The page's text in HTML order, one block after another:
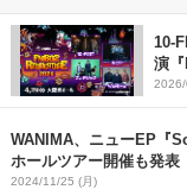
10-
演
WANIMA、ニューEP『
ホールツアー開催も発表
2024/11/25 (月)